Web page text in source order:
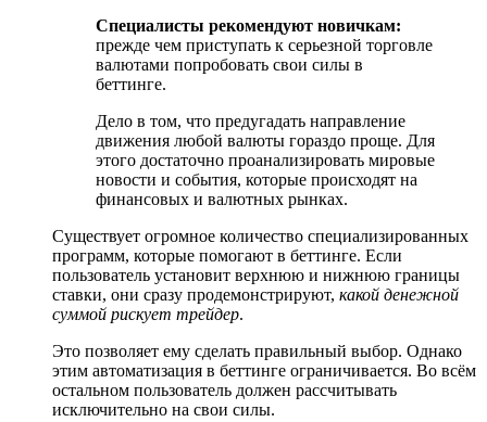
Специалисты рекомендуют новичкам:
прежде чем приступать к серьезной торговле
валютами попробовать свои силы в
беттинге.
Дело в том, что предугадать направление
движения любой валюты гораздо проще. Для
этого достаточно проанализировать мировые
новости и события, которые происходят на
финансовых и валютных рынках.
Существует огромное количество специализированных
программ, которые помогают в беттинге. Если
пользователь установит верхнюю и нижнюю границы
ставки, они сразу продемонстрируют, какой денежной
суммой рискует трейдер.
Это позволяет ему сделать правильный выбор. Однако
этим автоматизация в беттинге ограничивается. Во всём
остальном пользователь должен рассчитывать
исключительно на свои силы.